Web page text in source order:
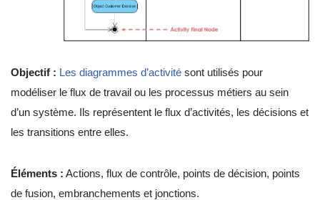
Objectif : Les diagrammes d’activité sont utilisés pour
modéliser le flux de travail ou les processus métiers au sein
d’un système. Ils représentent le flux d’activités, les décisions et
les transitions entre elles.
Éléments : Actions, flux de contrôle, points de décision, points
de fusion, embranchements et jonctions.